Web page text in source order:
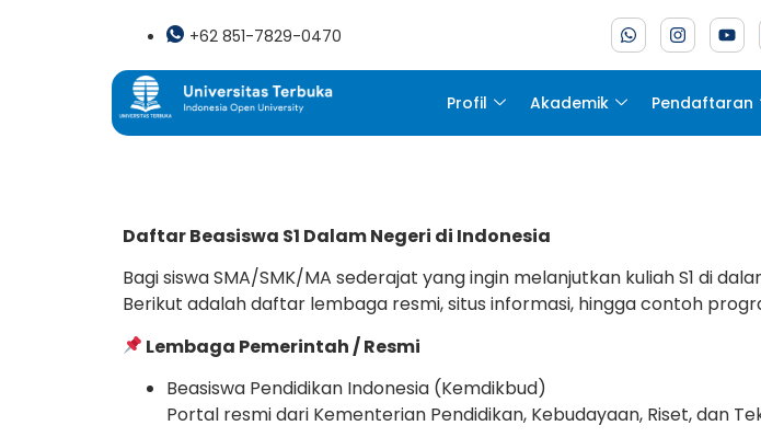
+62 851-7829-0470
Profil Akademik Pendaftaran
Daftar Beasiswa S1 Dalam Negeri di Indonesia
Bagi siswa SMA/SMK/MA sederajat yang ingin melanjutkan kuliah S1 di
Berikut adalah daftar lembaga resmi, situs informasi, hingga contoh
Lembaga Pemerintah / Resmi
Beasiswa Pendidikan Indonesia (Kemdikbud)
Portal resmi dari Kementerian Pendidikan, Kebudayaan, Riset, dan